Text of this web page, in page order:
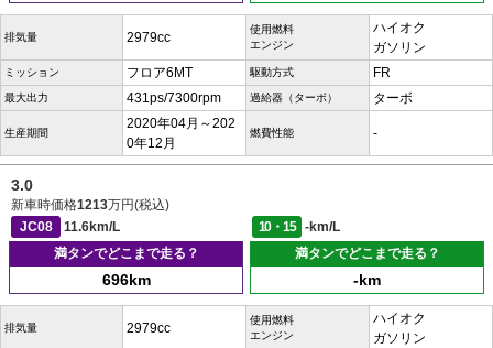
排気量 2979cc
使用燃料
エンジン
ハイオク
ガソリン
ミッション フロア6MT 駆動方式 FR
最大出力 431ps/7300rpm 過給器（ターボ） ターボ
生産期間
2020年04月～202
0年12月
燃費性能 -
3.0
新車時価格1213万円(税込)
JC08
11.6km/L 10・15
-km/L
満タンでどこまで走る？
696km
満タンでどこまで走る？
-km
排気量 2979cc
使用燃料
エンジン
ハイオク
ガソリン